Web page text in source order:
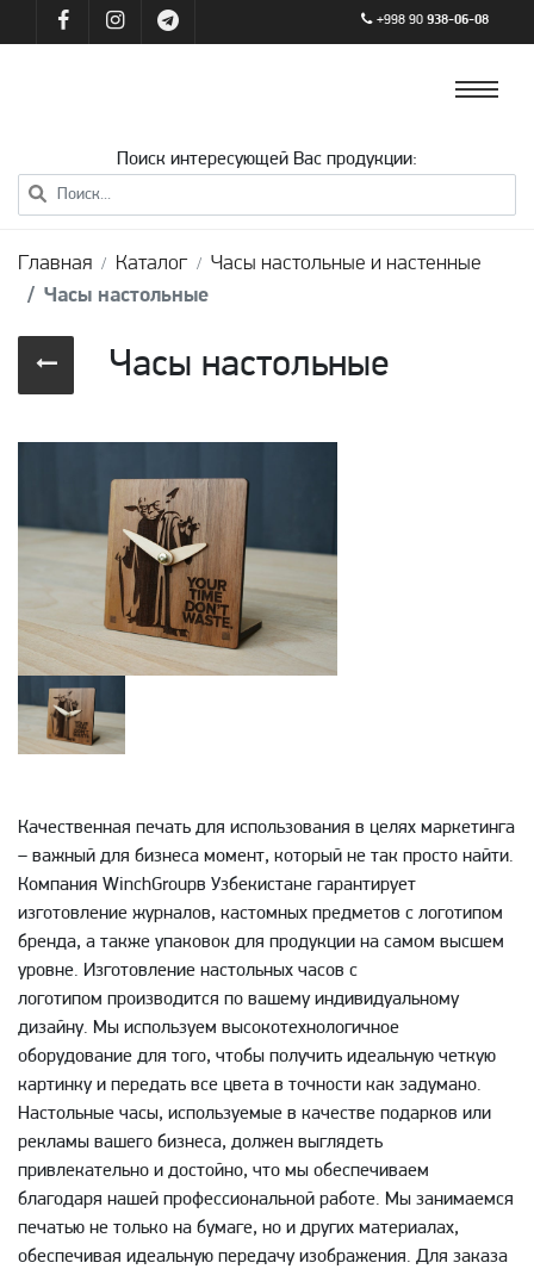
+998 90 938-06-08
Поиск интересующей Вас продукции:
Главная Каталог
Часы настольные и настенные
Часы настольные
Часы настольные
Качественная печать для использования в целях маркетинга
– важный для бизнеса момент, который не так просто найти.
Компания WinchGroupв Узбекистане гарантирует
изготовление журналов, кастомных предметов с логотипом
бренда, а также упаковок для продукции на самом высшем
уровне. Изготовление настольных часов с
логотипом производится по вашему индивидуальному
дизайну. Мы используем высокотехнологичное
оборудование для того, чтобы получить идеальную четкую
картинку и передать все цвета в точности как задумано.
Настольные часы, используемые в качестве подарков или
рекламы вашего бизнеса, должен выглядеть
привлекательно и достойно, что мы обеспечиваем
благодаря нашей профессиональной работе. Мы занимаемся
печатью не только на бумаге, но и других материалах,
обеспечивая идеальную передачу изображения. Для заказа